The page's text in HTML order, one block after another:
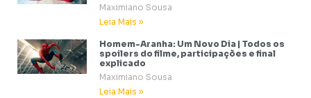
Maximiano Sousa
Leia Mais »
Homem-Aranha: Um Novo Dia | Todos os
spoilers do filme, participações e final
explicado
Maximiano Sousa
Leia Mais »